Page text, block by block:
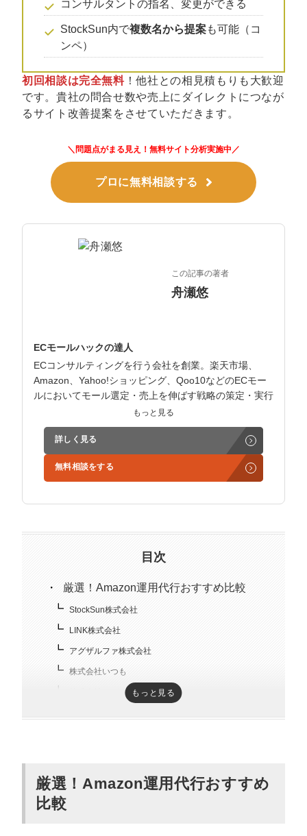
コンサルタントの指名、変更ができる
StockSun内で複数名から提案も可能（コ
ンペ）
初回相談は完全無料！他社との相見積もりも大歓迎
です。貴社の問合せ数や売上にダイレクトにつなが
るサイト改善提案をさせていただきます。
＼問題点がまる見え！無料サイト分析実施中／
プロに無料相談する
この記事の著者
舟瀬悠
ECモールハックの達人
ECコンサルティングを行う会社を創業。楽天市場、
Amazon、Yahoo!ショッピング、Qoo10などのECモー
ルにおいてモール選定・売上を伸ばす戦略の策定・実行
支援までTOTALサポートが可能。
店舗立ち上げ初期から月商1億円以上の店舗まで過去
100社以上を支援し、幅広いジャンルでグロース経験あ
り。
また、モール内施策だけでなく外部施策（SNSや
の店舗でモール内ランキング1位を獲得。
もっと見る
詳しく見る
無料相談をする
目次
厳選！Amazon運用代行おすすめ比較
StockSun株式会社
LINK株式会社
アグザルファ株式会社
株式会社いつも
株式会社そばに
こんな企業はAmazon運用代行を検討すべ
もっと見る
厳選！Amazon運用代行おすすめ
比較